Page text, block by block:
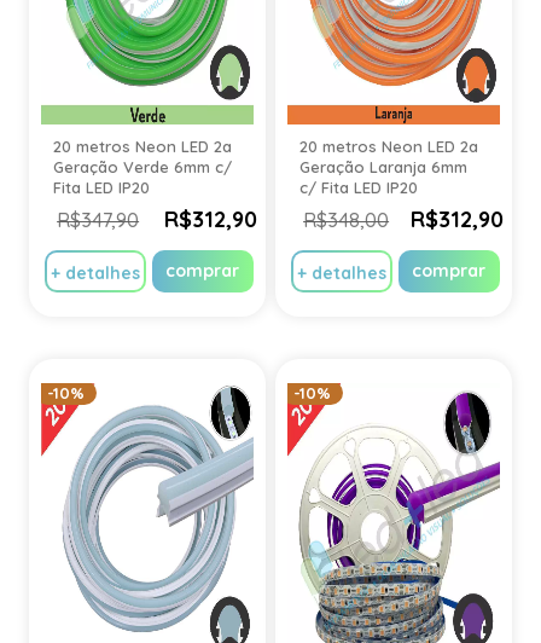
20 metros Neon LED 2a
Geração Verde 6mm c/
Fita LED IP20
R$347,90 R$312,90
+ detalhes comprar
20 metros Neon LED 2a
Geração Laranja 6mm
c/ Fita LED IP20
R$348,00 R$312,90
+ detalhes comprar
-10% -10%